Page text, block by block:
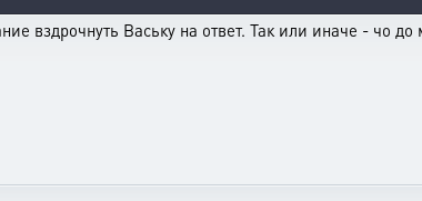
вздрочнуть Ваську на ответ. Так или иначе - чо